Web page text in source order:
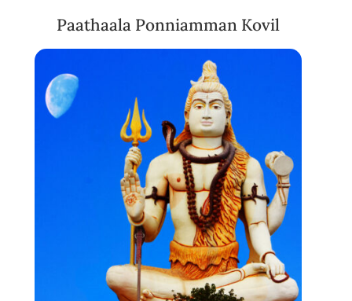
Paathaala Ponniamman Kovil